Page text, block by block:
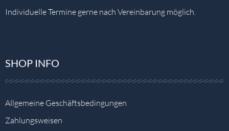
Individuelle Termine gerne nach Vereinbarung möglich.
SHOP INFO
Allgemeine Geschäftsbedingungen
Zahlungsweisen